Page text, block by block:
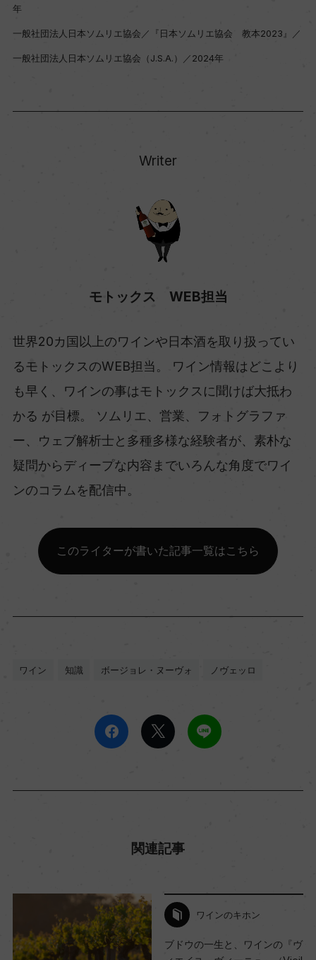
年
一般社団法人日本ソムリエ協会／『日本ソムリエ協会 教本2023』／
一般社団法人日本ソムリエ協会（J.S.A.）／2024年
Writer
モトックス WEB担当
世界20カ国以上のワインや日本酒を取り扱ってい
るモトックスのWEB担当。 ワイン情報はどこより
も早く、ワインの事はモトックスに聞けば大抵わ
かる が目標。 ソムリエ、営業、フォトグラファ
ー、ウェブ解析士と多種多様な経験者が、素朴な
疑問からディープな内容までいろんな角度でワイ
ンのコラムを配信中。
このライターが書いた記事一覧はこちら
ワイン 知識 ボージョレ・ヌーヴォ ノヴェッロ
関連記事
ワインのキホン
ブドウの一生と、ワインの『ヴ